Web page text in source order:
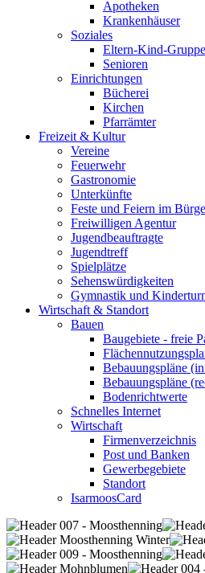
Apotheken
Krankenhäuser
Soziales
Eltern-Kind-Gruppe
Senioren
Einrichtungen
Bücherei
Kirchen
Pfarrämter
Freizeit & Kultur
Vereine
Feuerwehr
Gastronomie
Unterkünfte
Feste und Feiern im
Freiwilligen Agentur
Jugendbeauftragte
Jugendtreff
Spielplätze
Sehenswürdigkeiten
Gymnastik und
Wirtschaft & Standort
Bauen
Baugebiete - freie
Bebauungspläne
Bebauungspläne
Bodenrichtwerte
Schnelles Internet
Wirtschaft
Firmenverzeichnis
Post und Banken
Gewerbegebiete
Standort
IsarmoosCard